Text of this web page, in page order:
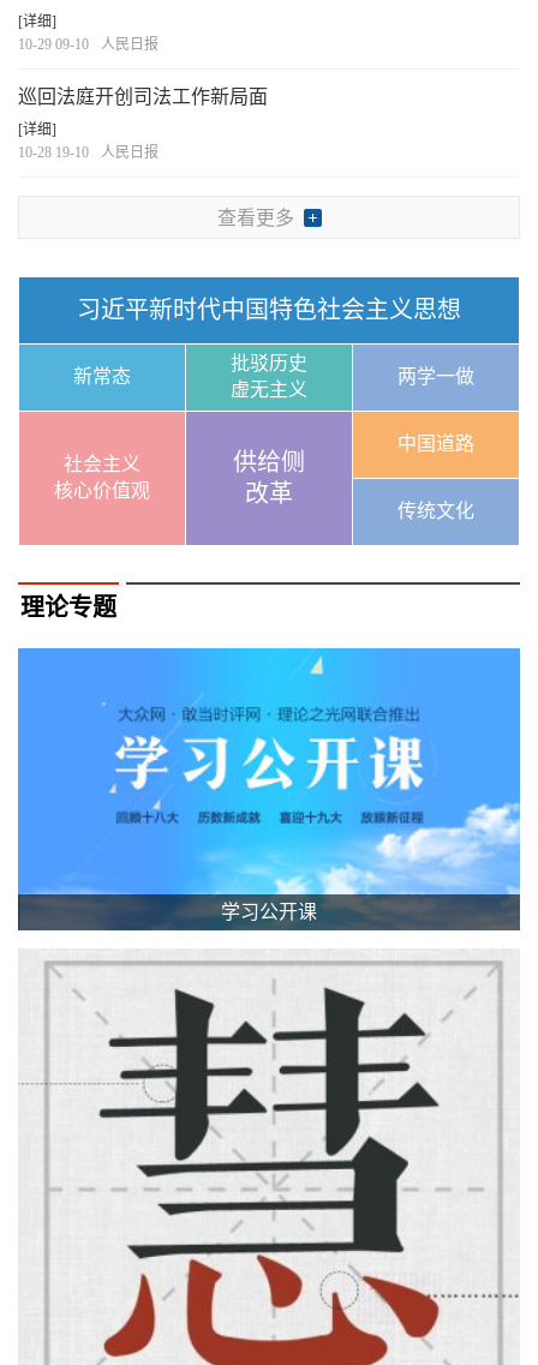
[详细]
10-29 09-10
人民日报
巡回法庭开创司法工作新局面
[详细]
10-28 19-10
人民日报
查看更多
习近平新时代中国特色社会主义思想
新常态
批驳历史
虚无主义
两学一做
社会主义
核心价值观
供给侧
改革
中国道路
传统文化
理论专题
学习公开课